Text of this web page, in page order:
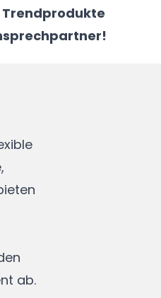
Trendprodukte
ab.